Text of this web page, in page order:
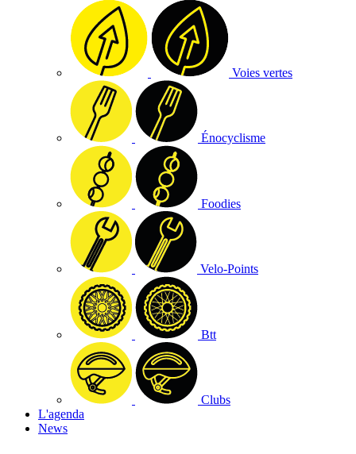
Voies vertes
Énocyclisme
Foodies
Velo-Points
Btt
Clubs
L'agenda
News